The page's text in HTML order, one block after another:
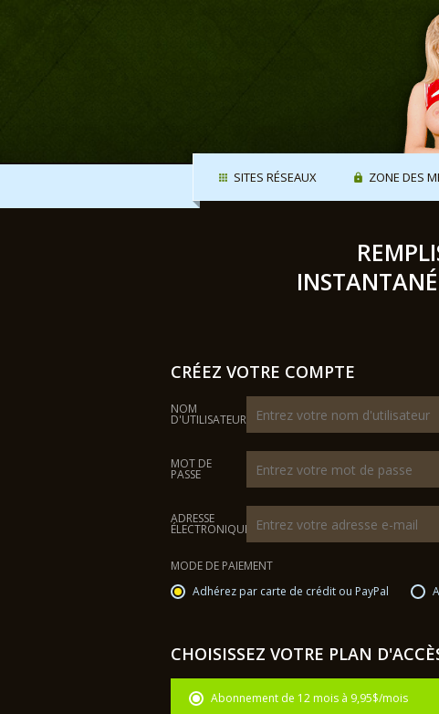
SITES RÉSEAUX ZONE DES
CRÉEZ VOTRE COMPTE
NOM
D'UTILISATEUR
MOT DE
PASSE
ADRESSE
ÉLECTRONIQUE
MODE DE PAIEMENT
Adhérez par carte de crédit ou PayPal
CHOISISSEZ VOTRE PLAN
Abonnement de 12 mois à 9,95$/mois